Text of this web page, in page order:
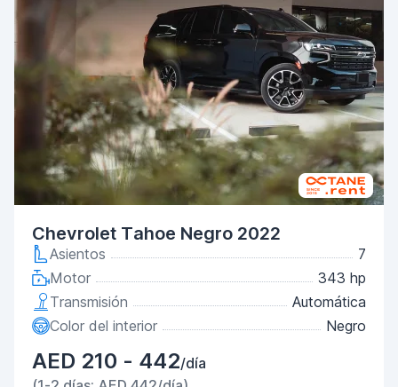
Chevrolet Tahoe Negro 2022
Asientos
7
Motor
343 hp
Transmisión
Automática
Color del interior
Negro
AED 210 - 442/día